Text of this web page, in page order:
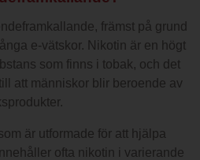
främst på grund
e-vätskor. Nikotin är en högt
som finns i tobak, och det
att människor blir beroende av
är utformade för att hjälpa
ofta nikotin i varierande